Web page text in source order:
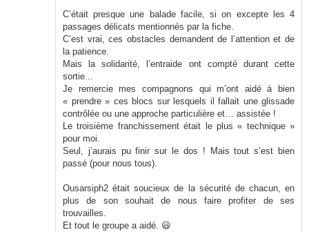
C’était presque une balade facile, si on excepte les 4
passages délicats mentionnés par la fiche.
C’est vrai, ces obstacles demandent de l’attention et de
la patience.
Mais la solidarité, l’entraide ont compté durant cette
sortie...
Je remercie mes compagnons qui m’ont aidé à bien
« prendre » ces blocs sur lesquels il fallait une glissade
contrôlée ou une approche particulière et… assistée !
Le troisième franchissement était le plus « technique »
pour moi.
Seul, j’aurais pu finir sur le dos ! Mais tout s’est bien
passé (pour nous tous).
Ousarsiph2 était soucieux de la sécurité de chacun, en
plus de son souhait de nous faire profiter de ses
trouvailles.
Et tout le groupe a aidé. 😃